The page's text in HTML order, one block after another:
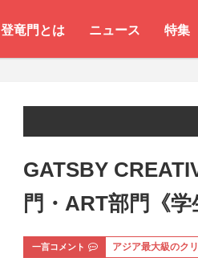
登竜門とは ニュース 特集
GATSBY
門・ART部門《学
一言コメント アジア最大級のク